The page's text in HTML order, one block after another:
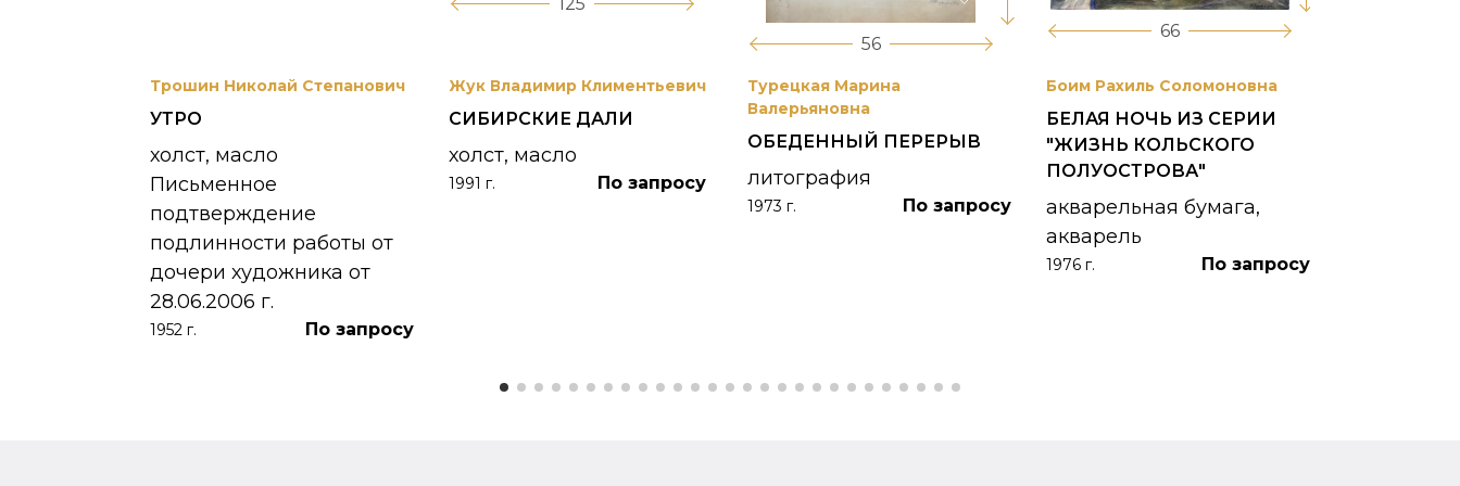
Трошин Николай Степанович
УТРО
холст, масло
Письменное
подтверждение
подлинности работы от
дочери художника от
28.06.2006 г.
1952 г. По запросу
Жук Владимир Климентьевич
СИБИРСКИЕ ДАЛИ
холст, масло
1991 г. По запросу
56
Турецкая Марина
Валерьяновна
ОБЕДЕННЫЙ ПЕРЕРЫВ
литография
1973 г. По запросу
66
Боим Рахиль Соломоновна
БЕЛАЯ НОЧЬ ИЗ СЕРИИ
"ЖИЗНЬ КОЛЬСКОГО
ПОЛУОСТРОВА"
акварельная бумага,
акварель
1976 г. По запросу